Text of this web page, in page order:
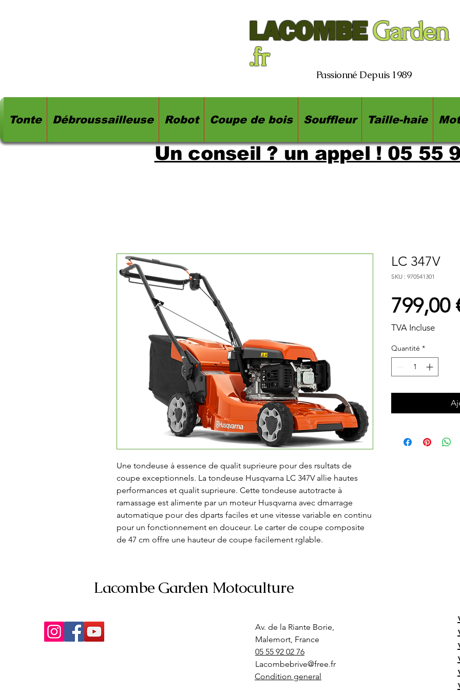
LACOMBE Garden
.fr
Passionné Depuis 1989
Tonte Débroussailleuse Robot Coupe de bois Souffleur Taille-haie
Un conseil ? un appel ! 05 55
Une tondeuse à essence de qualit suprieure pour des rsultats de
coupe exceptionnels. La tondeuse Husqvarna LC 347V allie hautes
performances et qualit suprieure. Cette tondeuse autotracte à
ramassage est alimente par un moteur Husqvarna avec dmarrage
automatique pour des dparts faciles et une vitesse variable en continu
pour un fonctionnement en douceur. Le carter de coupe composite
de 47 cm offre une hauteur de coupe facilement rglable.
LC 347V
SKU : 970541301
799,00
TVA Incluse
Quantité *
Lacombe Garden Motoculture
Av. de la Riante Borie,
Malemort, France
05 55 92 02 76
Lacombebrive@free.fr
Condition general